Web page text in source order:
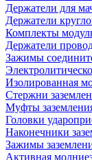
Держатели для
Держатели
Комплекты
Держатели
Зажимы
Изолированная
Стержни
Муфты
Головки
Наконечники
Зажимы
Активная